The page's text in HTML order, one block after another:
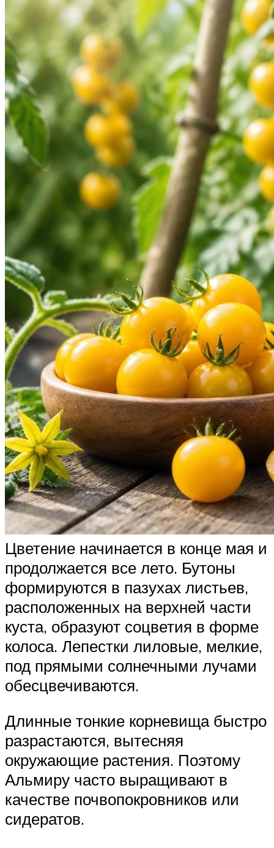
Цветение начинается в конце мая и
продолжается все лето. Бутоны
формируются в пазухах листьев,
расположенных на верхней части
куста, образуют соцветия в форме
колоса. Лепестки лиловые, мелкие,
под прямыми солнечными лучами
обесцвечиваются.
Длинные тонкие корневища быстро
разрастаются, вытесняя
окружающие растения. Поэтому
Альмиру часто выращивают в
качестве почвопокровников или
сидератов.